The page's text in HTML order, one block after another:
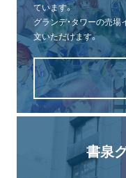
ています。
グランデ・タワーの売
文いただけます。
書泉